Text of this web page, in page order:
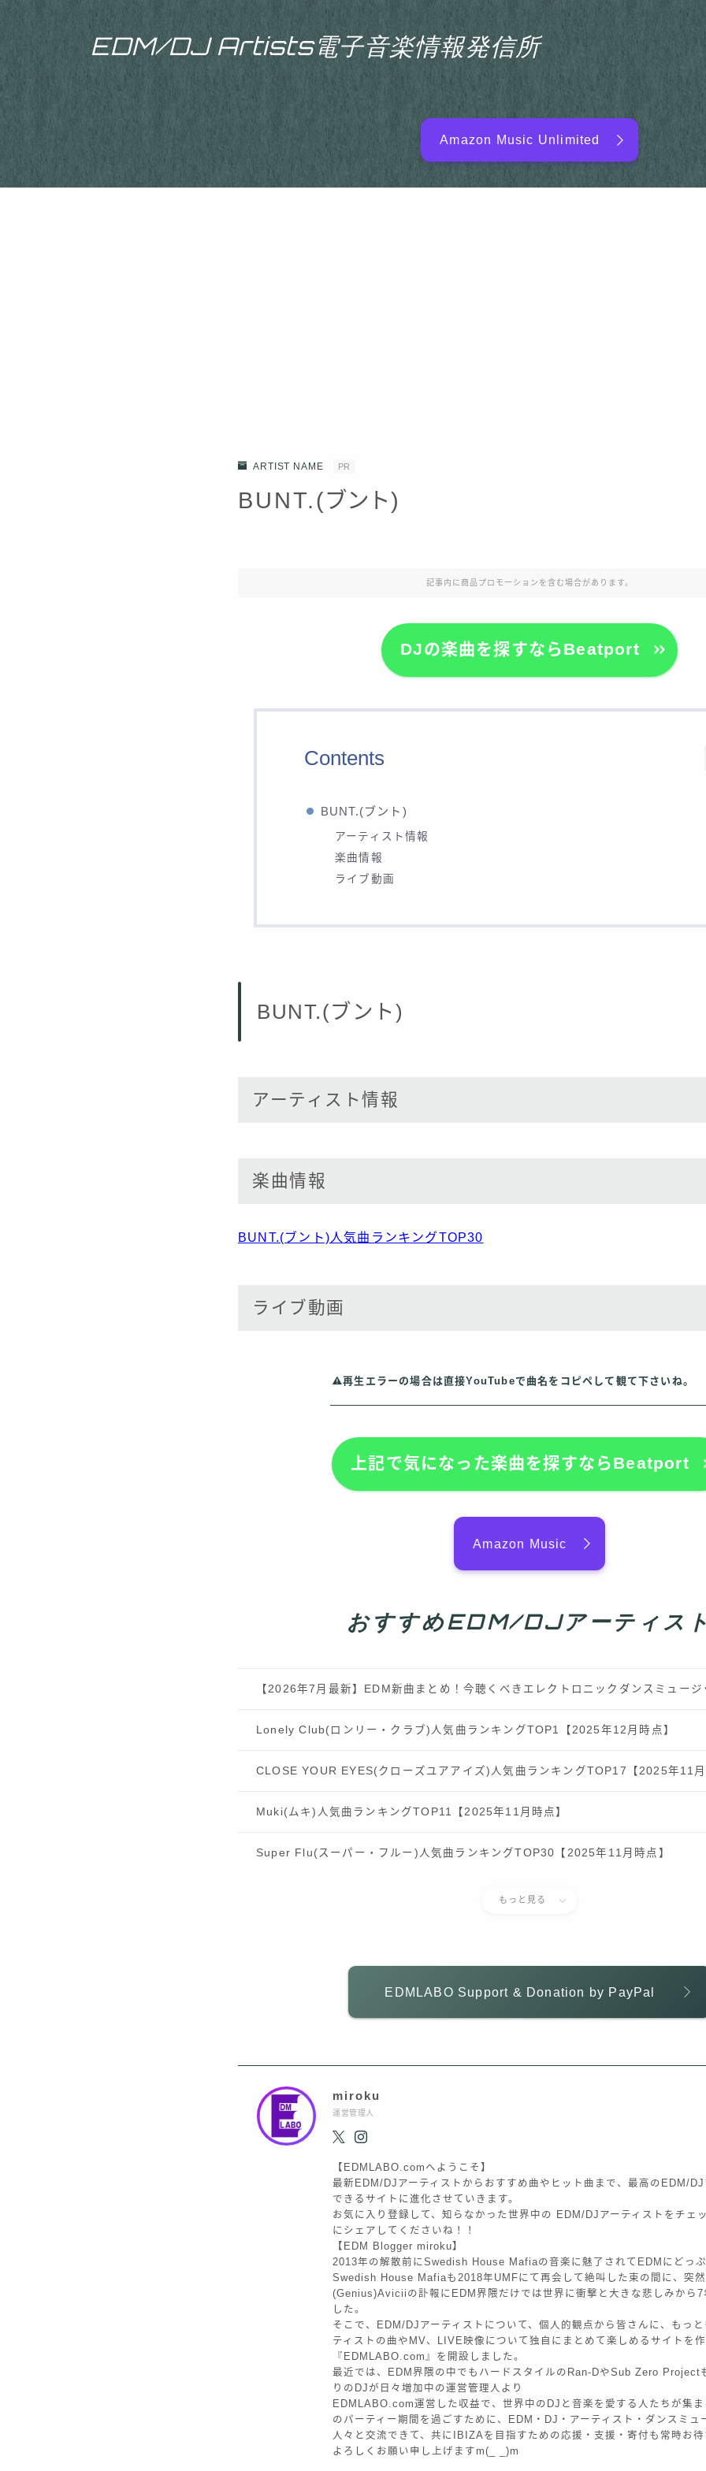
EDM/DJ Artists電子音楽情報発信所
EDM/DJ/PD ARTIST
Amazon Music Unlimited
ARTIST NAME PR
BUNT.(ブント)
記事内に商品プロモーションを含む場合があります。
DJの楽曲を探すならBeatport
Contents
BUNT.(ブント)
アーティスト情報
楽曲情報
ライブ動画
BUNT.(ブント)
アーティスト情報
楽曲情報
BUNT.(ブント)人気曲ランキングTOP30
ライブ動画
再生エラーの場合は直接YouTubeで曲名をコピペして観て下さいね。
上記で気になった楽曲を探すならBeatport
Amazon Music
おすすめEDM/DJアーティスト
【2026年7月最新】EDM新曲まとめ！今聴くべきエレクトロニックダンスミュージ
Lonely Club(ロンリー・クラブ)人気曲ランキングTOP1【2025年12月時点】
CLOSE YOUR EYES(クローズユアアイズ)人気曲ランキングTOP17【2025年11月
Muki(ムキ)人気曲ランキングTOP11【2025年11月時点】
Super Flu(スーパー・フルー)人気曲ランキングTOP30【2025年11月時点】
もっと見る
EDMLABO Support & Donation by PayPal
miroku
運営管理人
【EDMLABO.comへようこそ】
最新EDM/DJアーティストからおすすめ曲やヒット曲まで、最高のEDM/DJ
できるサイトに進化させていきます。
お気に入り登録して、知らなかった世界中の EDM/DJアーティストをチェ
にシェアしてくださいね！！
【EDM Blogger miroku】
2013年の解散前にSwedish House Mafiaの音楽に魅了されてEDMにどっぷ
Swedish House Mafiaも2018年UMFにて再会して絶叫した束の間に、突
(Genius)Aviciiの訃報にEDM界隈だけでは世界に衝撃と大きな悲しみから7
した。
そこで、EDM/DJアーティストについて、個人的観点から皆さんに、もっ
ティストの曲やMV、LIVE映像について独自にまとめて楽しめるサイトを
『EDMLABO.com』を開設しました。
最近では、EDM界隈の中でもハードスタイルのRan-DやSub Zero Project
りのDJが日々増加中の運営管理人より
EDMLABO.com運営した収益で、世界中のDJと音楽を愛する人たちが集
のパーティー期間を過ごすために、EDM・DJ・アーティスト・ダンスミュ
人々と交流できて、共にIBIZAを目指すための応援・支援・寄付も常時お待
よろしくお願い申し上げますm(_ _)m